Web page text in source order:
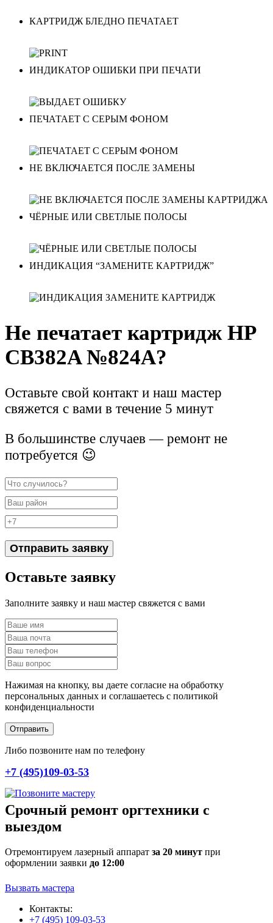
КАРТРИДЖ БЛЕДНО ПЕЧАТАЕТ
ИНДИКАТОР ОШИБКИ ПРИ ПЕЧАТИ
ПЕЧАТАЕТ С СЕРЫМ ФОНОМ
НЕ ВКЛЮЧАЕТСЯ ПОСЛЕ ЗАМЕНЫ
ЧЁРНЫЕ ИЛИ СВЕТЛЫЕ ПОЛОСЫ
ИНДИКАЦИЯ “ЗАМЕНИТЕ КАРТРИДЖ”
Не печатает картридж HP
CB382A №824A?
Оставьте свой контакт и наш мастер
свяжется с вами в течение 5 минут
В большинстве случаев — ремонт не
потребуется 😉
Отправить заявку
Оставьте заявку
Заполните заявку и наш мастер свяжется с вами
Нажимая на кнопку, вы даете согласие на обработку
персональных данных и соглашаетесь c политикой
конфиденциальности
Отправить
Либо позвоните нам по телефону
+7 (495)109-03-53
Срочный ремонт оргтехники с
выездом
Отремонтируем лазерный аппарат за 20 минут при
оформлении заявки до 12:00
Вызвать мастера
Контакты:
+7 (495) 109-03-53